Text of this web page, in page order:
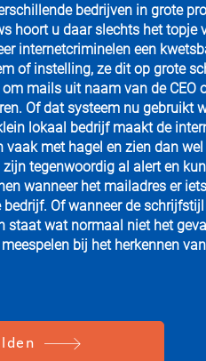
bedrijven in grote
hoort u daar slechts het topje
internetcriminelen een
of instelling, ze dit op grote
mails uit naam van de CEO
Of dat systeem nu gebruikt
lokaal bedrijf maakt de
vaak met hagel en zien dan
zijn tegenwoordig al alert en
wanneer het mailadres er
Of wanneer de
staat wat normaal niet het
bij het herkennen